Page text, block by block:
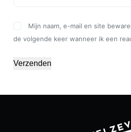
Mijn naam, e-mail en site
de volgende keer wanneer ik een
Verzenden